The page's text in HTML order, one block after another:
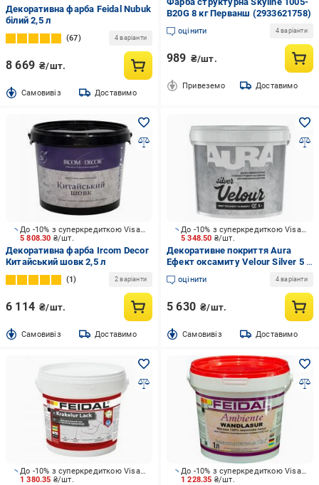
Декоративна фарба Feidal Nubuk
білий 2,5 л
67 4 варіанти
8 669 ₴/шт.
Cамовивіз Доставимо
B20G 8 кг Перванш (2933621758)
оцінити 4 варіанти
989 ₴/шт.
Привеземо Доставимо
5 808.30 ₴/шт.
До -10% з суперкредиткою Visa Вигода
Декоративна фарба Ircom Decor
Китайський шовк 2,5 л
1 2 варіанти
6 114 ₴/шт.
Cамовивіз Доставимо
5 348.50 ₴/шт.
До -10% з суперкредиткою Visa Вигода
Декоративне покриття Aura
Ефект оксамиту Velour Silver 5 л
5,95 кг
оцінити 4 варіанти
5 630 ₴/шт.
Cамовивіз Доставимо
1 380.35 ₴/шт.
До -10% з суперкредиткою Visa Вигода
1 228.35 ₴/шт.
До -10% з суперкредиткою Visa Вигода